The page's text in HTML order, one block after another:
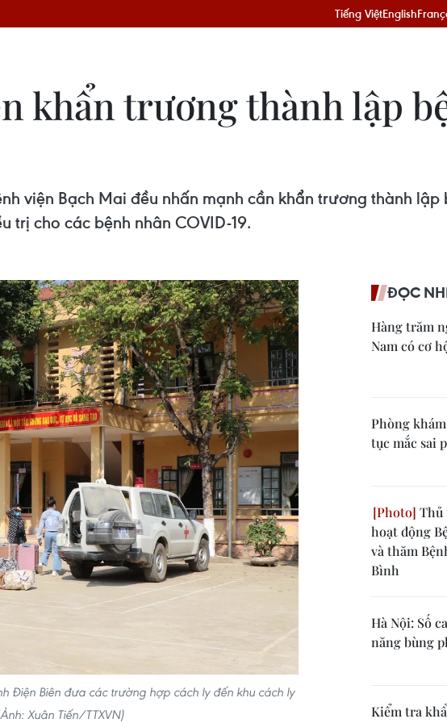
Tiếng ViệtEnglish
khẩn trương thành lập
viện Bạch Mai đều nhấn mạnh cần khẩn trương thành lập
trị cho các bệnh nhân COVID-19.
Điện Biên đưa các trường hợp cách ly đến khu cách ly
Xuân Tiến/TTXVN)
ĐỌC
Hàng trăm
Nam có cơ
Phòng
tục mắc sai
Thủ
hoạt động
và thăm
Bình
Hà Nội: Số
năng bùng
Kiểm tra